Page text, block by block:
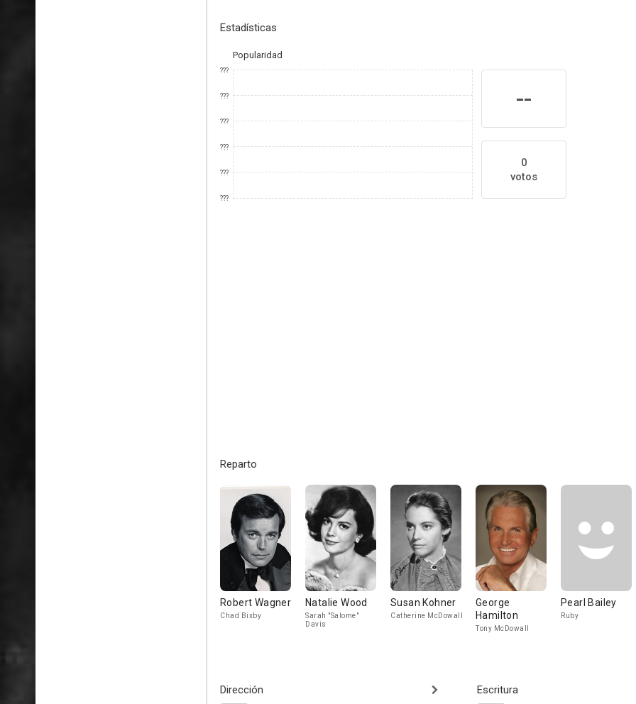
Estadísticas
Popularidad
???
???
???
???
???
???
--
0
votos
Reparto
Robert Wagner
Chad Bixby
Natalie Wood
Sarah "Salome"
Davis
Susan Kohner
Catherine McDowall
George
Hamilton
Tony McDowall
Pearl Bailey
Ruby
Dirección
Escritura